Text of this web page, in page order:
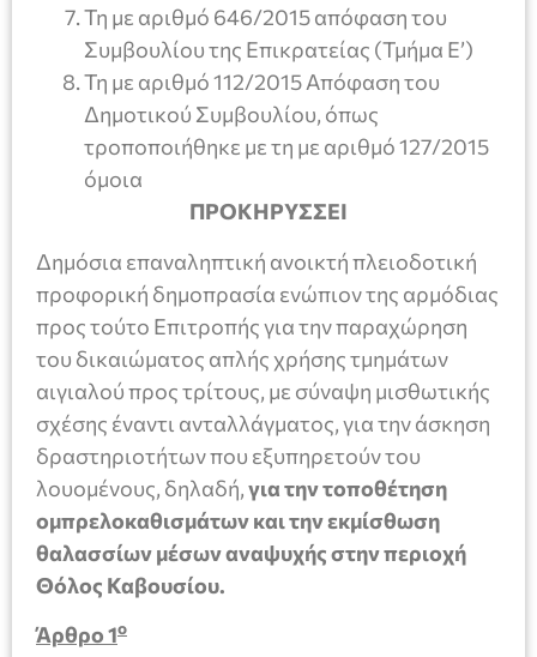
Τη με αριθμό 646/2015 απόφαση του
Συμβουλίου της Επικρατείας (Τμήμα Ε’)
Τη με αριθμό 112/2015 Απόφαση του
Δημοτικού Συμβουλίου, όπως
τροποποιήθηκε με τη με αριθμό 127/2015
όμοια
ΠΡΟΚΗΡΥΣΣΕΙ
Δημόσια επαναληπτική ανοικτή πλειοδοτική
προφορική δημοπρασία ενώπιον της αρμόδιας
προς τούτο Επιτροπής για την παραχώρηση
του δικαιώματος απλής χρήσης τμημάτων
αιγιαλού προς τρίτους, με σύναψη μισθωτικής
σχέσης έναντι ανταλλάγματος, για την άσκηση
δραστηριοτήτων που εξυπηρετούν του
λουομένους, δηλαδή,για την τοποθέτηση
ομπρελοκαθισμάτων και την εκμίσθωση
θαλασσίων μέσων αναψυχής στην περιοχή
Θόλος Καβουσίου.
Άρθρο 1ο